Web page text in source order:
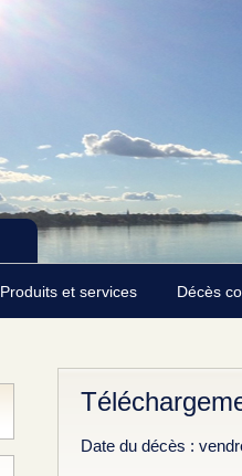
Produits et services Décès
Date du décès :